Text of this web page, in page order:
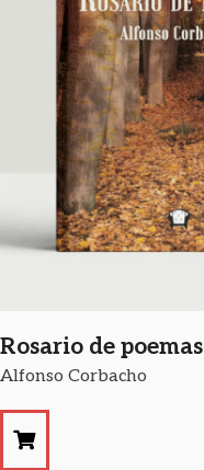
Rosario de poemas
Alfonso Corbacho